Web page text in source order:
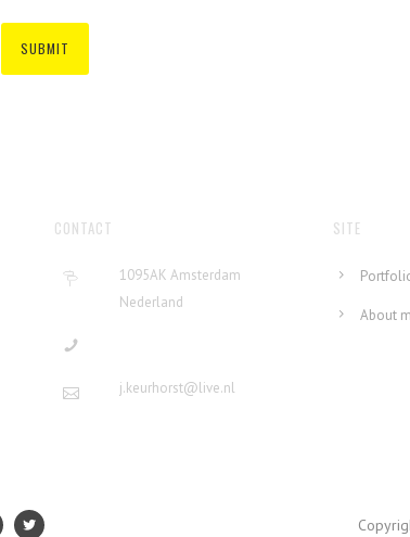
CONTACT
1095AK Amsterdam
Nederland
j.keurhorst@live.nl
SITE
About